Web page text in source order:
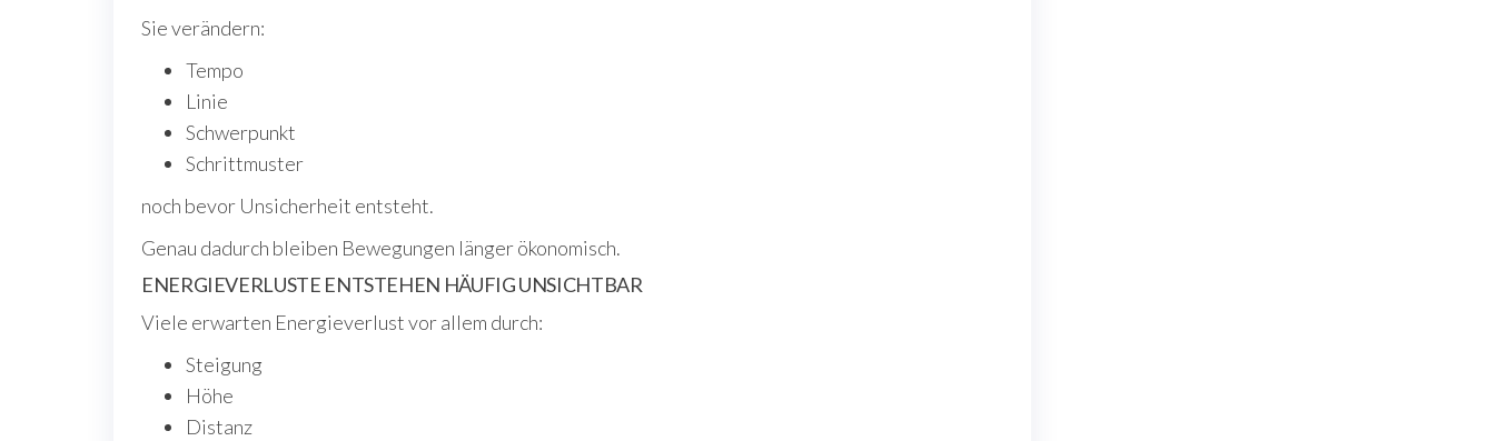
Sie verändern:
Tempo
Linie
Schwerpunkt
Schrittmuster
noch bevor Unsicherheit entsteht.
Genau dadurch bleiben Bewegungen länger ökonomisch.
ENERGIEVERLUSTE ENTSTEHEN HÄUFIG UNSICHTBAR
Viele erwarten Energieverlust vor allem durch:
Steigung
Höhe
Distanz